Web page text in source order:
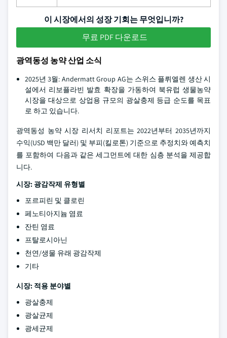
이 시장에서의 성장 기회는 무엇입니까?
무료 PDF 다운로드
광역동성 농약 산업 소식
2025년 3월: Andermatt Group AG는 스위스 플뤼엘렌 생산 시
설에서 리보플라빈 발효 확장을 가동하여 북유럽 생물농약
시장을 대상으로 상업용 규모의 광살충제 등급 순도를 목표
로 하고 있습니다.
광역동성 농약 시장 리서치 리포트는 2022년부터 2035년까지
수익(USD 백만 달러) 및 부피(킬로톤) 기준으로 추정치와 예측치
를 포함하여 다음과 같은 세그먼트에 대한 심층 분석을 제공합
니다.
시장: 광감작제 유형별
포르피린 및 클로린
페노티아지늄 염료
잔틴 염료
프탈로시아닌
천연/생물 유래 광감작제
기타
시장: 적용 분야별
광살충제
광살균제
광세균제